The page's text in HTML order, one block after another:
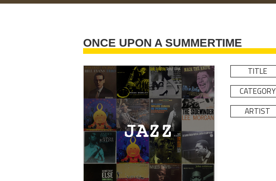
ONCE UPON A SUMMERTIME
TITLE
CATEGORY
ARTIST